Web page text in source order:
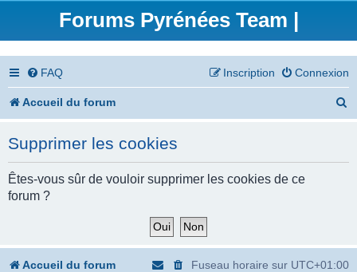
Forums Pyrénées Team |
FAQ Connexion
Inscription
Accueil du forum
c
Supprimer les cookies
Êtes-vous sûr de vouloir supprimer les cookies de ce
forum ?
Accueil du forum Fuseau horaire sur UTC+01:00